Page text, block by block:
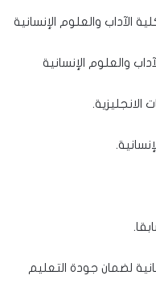
والعلوم الإنسانية
والعلوم الإنسانية
لضمان جودة التعليم